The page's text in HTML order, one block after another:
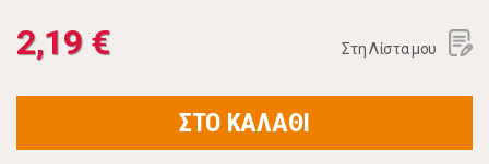
2,19 € Στη Λίστα μου
ΣΤΟ ΚΑΛΑΘΙ